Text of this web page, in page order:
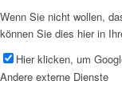
Wenn Sie nicht wollen,
können Sie dies hier in
Hier klicken, um
Andere externe Dienste